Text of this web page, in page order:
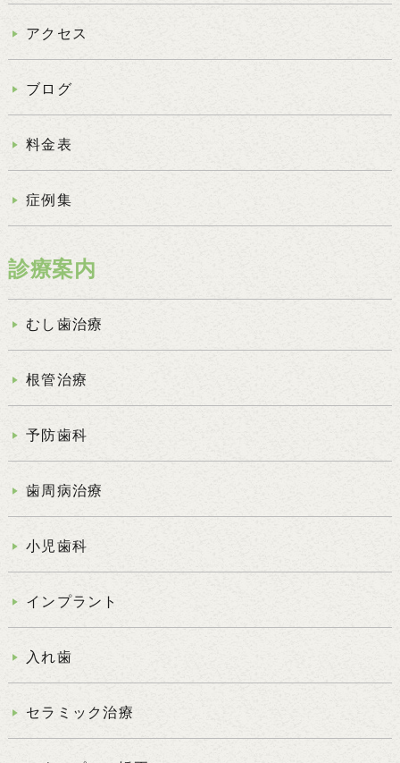
アクセス
ブログ
料金表
症例集
診療案内
むし歯治療
根管治療
予防歯科
歯周病治療
小児歯科
インプラント
入れ歯
セラミック治療